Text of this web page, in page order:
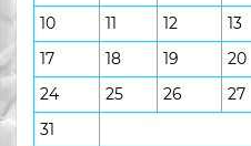
10
11 12 13
17
18 19 20
24
25 26 27
31